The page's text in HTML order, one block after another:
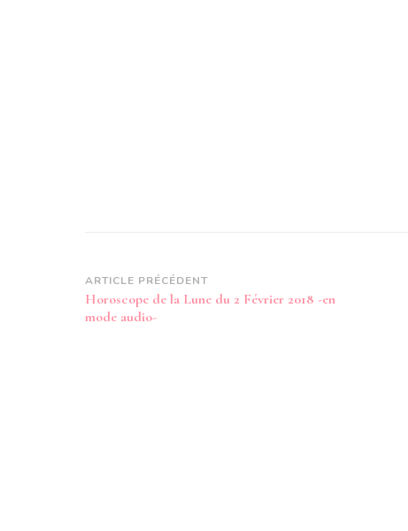
Navigation
d’article
ARTICLE PRÉCÉDENT
Horoscope de la Lune du 2 Février 2018 -en
mode audio-